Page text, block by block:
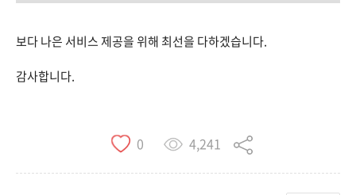
보다 나은 서비스 제공을 위해 최선을 다하겠습니다.
감사합니다.
0 4,241